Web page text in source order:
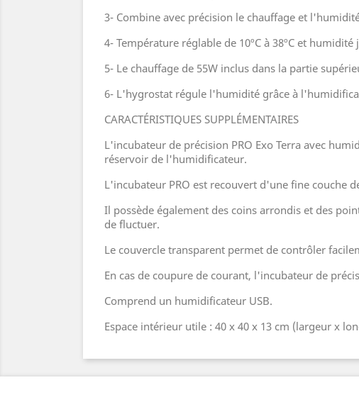
3- Combine avec précision le chauffage et
4- Température réglable de 10ºC à 38ºC et humidité
5- Le chauffage de 55W inclus dans la partie
6- L'hygrostat régule l'humidité grâce à
CARACTÉRISTIQUES SUPPLÉMENTAIRES
L'incubateur de précision PRO Exo Terra avec
réservoir de l'humidificateur.
L'incubateur PRO est recouvert d'une fine couche
Il possède également des coins arrondis et des
de fluctuer.
Le couvercle transparent permet de contrôler
En cas de coupure de courant, l'incubateur de
Comprend un humidificateur USB.
Espace intérieur utile : 40 x 40 x 13 cm (largeur x